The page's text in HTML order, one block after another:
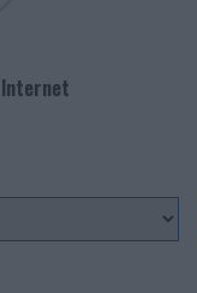
Internet